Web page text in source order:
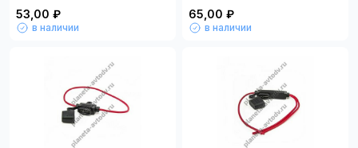
гибким соединением (18
AWG)
53,00 ₽
в наличии
65,00 ₽
в наличии